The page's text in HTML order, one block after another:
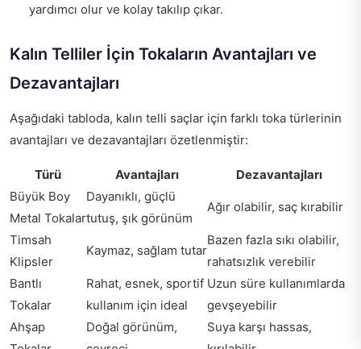
yardımcı olur ve kolay takılıp çıkar.
Kalın Telliler İçin Tokaların Avantajları ve
Dezavantajları
Aşağıdaki tabloda, kalın telli saçlar için farklı toka türlerinin
avantajları ve dezavantajları özetlenmiştir:
Türü Avantajları
Dezavantajları
Büyük Boy
Metal Tokalar
Dayanıklı, güçlü
tutuş, şık görünüm
Ağır olabilir, saç kırabilir
Timsah
Klipsler
Kaymaz, sağlam tutar
Bazen fazla sıkı olabilir,
rahatsızlık verebilir
Bantlı
Tokalar
Rahat, esnek, sportif
kullanım için ideal
Uzun süre kullanımlarda
gevşeyebilir
Ahşap
Doğal görünüm,
Suya karşı hassas,